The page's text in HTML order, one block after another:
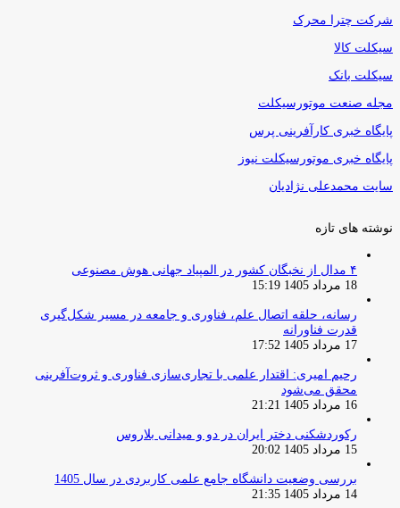
شرکت چترا محرک
سیکلت کالا
سیکلت بانک
مجله صنعت موتورسیکلت
پایگاه خبری کارآفرینی پرس
پایگاه خبری موتورسیکلت نیوز
سایت محمدعلی نژادیان
نوشته های تازه
۴ مدال از نخبگان کشور در المپیاد جهانی هوش مصنوعی
18 مرداد 1405 15:19
رسانه، حلقه اتصال علم، فناوری و جامعه در مسیر شکل‌گیری
قدرت فناورانه
17 مرداد 1405 17:52
رحیم امیری: اقتدار علمی با تجاری‌سازی فناوری و ثروت‌آفرینی
محقق می‌شود
16 مرداد 1405 21:21
رکوردشکنی دختر ایران در دو و میدانی بلاروس
15 مرداد 1405 20:02
بررسی وضعیت دانشگاه جامع علمی کاربردی در سال 1405
14 مرداد 1405 21:35